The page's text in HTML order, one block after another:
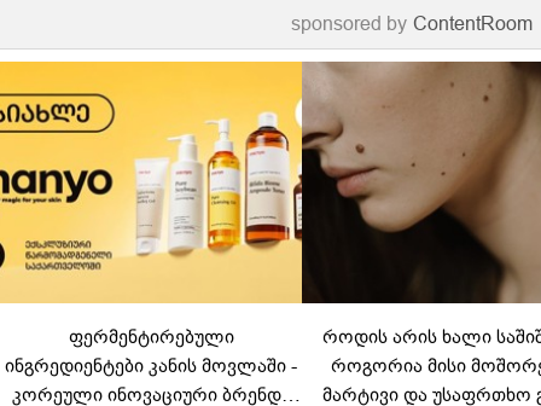
sponsored by ContentRoom
ფერმენტირებული
ინგრედიენტები კანის მოვლაში -
კორეული ინოვაციური ბრენდი
როდის არის ხალი
როგორია მისი
მარტივი და უსაფრთხო